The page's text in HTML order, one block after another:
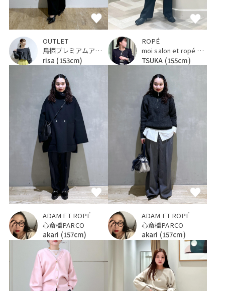
OUTLET
鳥栖プレミアムアウトレット
risa (153cm)
ROPÉ
moi salon et ropé 京都高島屋
TSUKA (155cm)
ADAM ET ROPÉ
心斎橋PARCO
akari (157cm)
ADAM ET ROPÉ
心斎橋PARCO
akari (157cm)